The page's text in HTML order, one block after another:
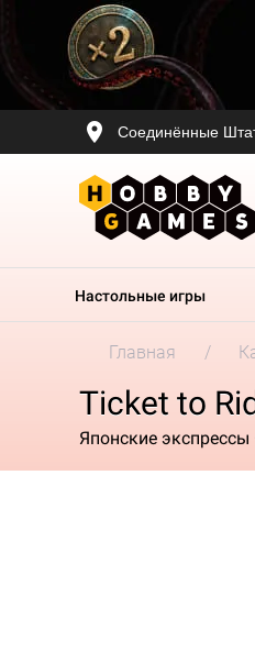
Соединённые
Настольные игры
Главная
Ticket to
Японские